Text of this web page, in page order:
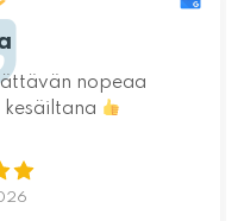
nopeaa